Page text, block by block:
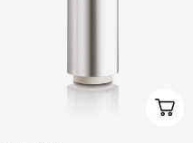
Les Options